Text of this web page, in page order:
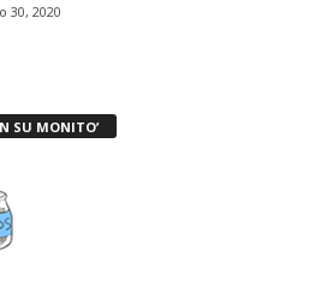
30, 2020
SU MONITO’